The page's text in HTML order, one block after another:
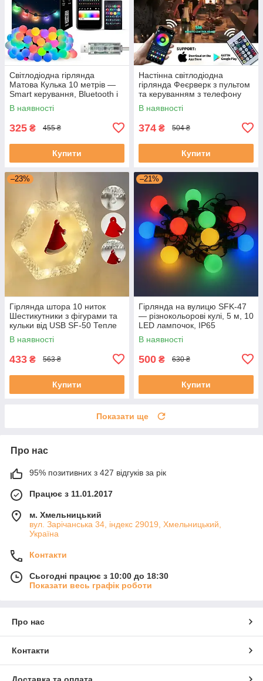
Світлодіодна гірлянда
Матова Кулька 10 метрів —
Smart керування, Bluetooth і
пульт SFK-03
В наявності
325 ₴ 455 ₴
Купити
Настінна світлодіодна
гірлянда Феєрверк з пультом
та керуванням з телефону
SFK-18 Bluetooth USB 1+0.5м
В наявності
374 ₴ 504 ₴
Купити
–23%
Гірлянда штора 10 ниток
Шестикутники з фігурами та
кульки від USB SF-50 Тепле
світло
В наявності
433 ₴ 563 ₴
Купити
–21%
Гірлянда на вулицю SFK-47
— різнокольорові кулі, 5 м, 10
LED лампочок, IP65
В наявності
500 ₴ 630 ₴
Купити
Показати ще
Про нас
95% позитивних з 427 відгуків за рік
Працює з 11.01.2017
м. Хмельницький
вул. Зарічанська 34, індекс 29019, Хмельницький,
Україна
Контакти
Сьогодні працює з 10:00 до 18:30
Показати весь графік роботи
Про нас
Контакти